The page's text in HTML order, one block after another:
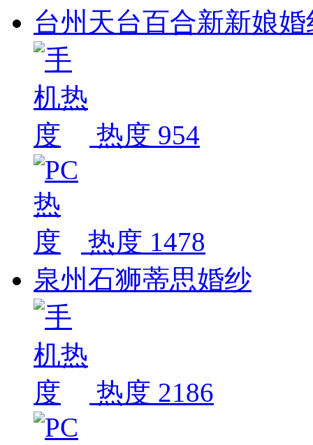
台州天台百合新新娘
热度 954
热度 1478
泉州石狮蒂思婚纱
热度 2186